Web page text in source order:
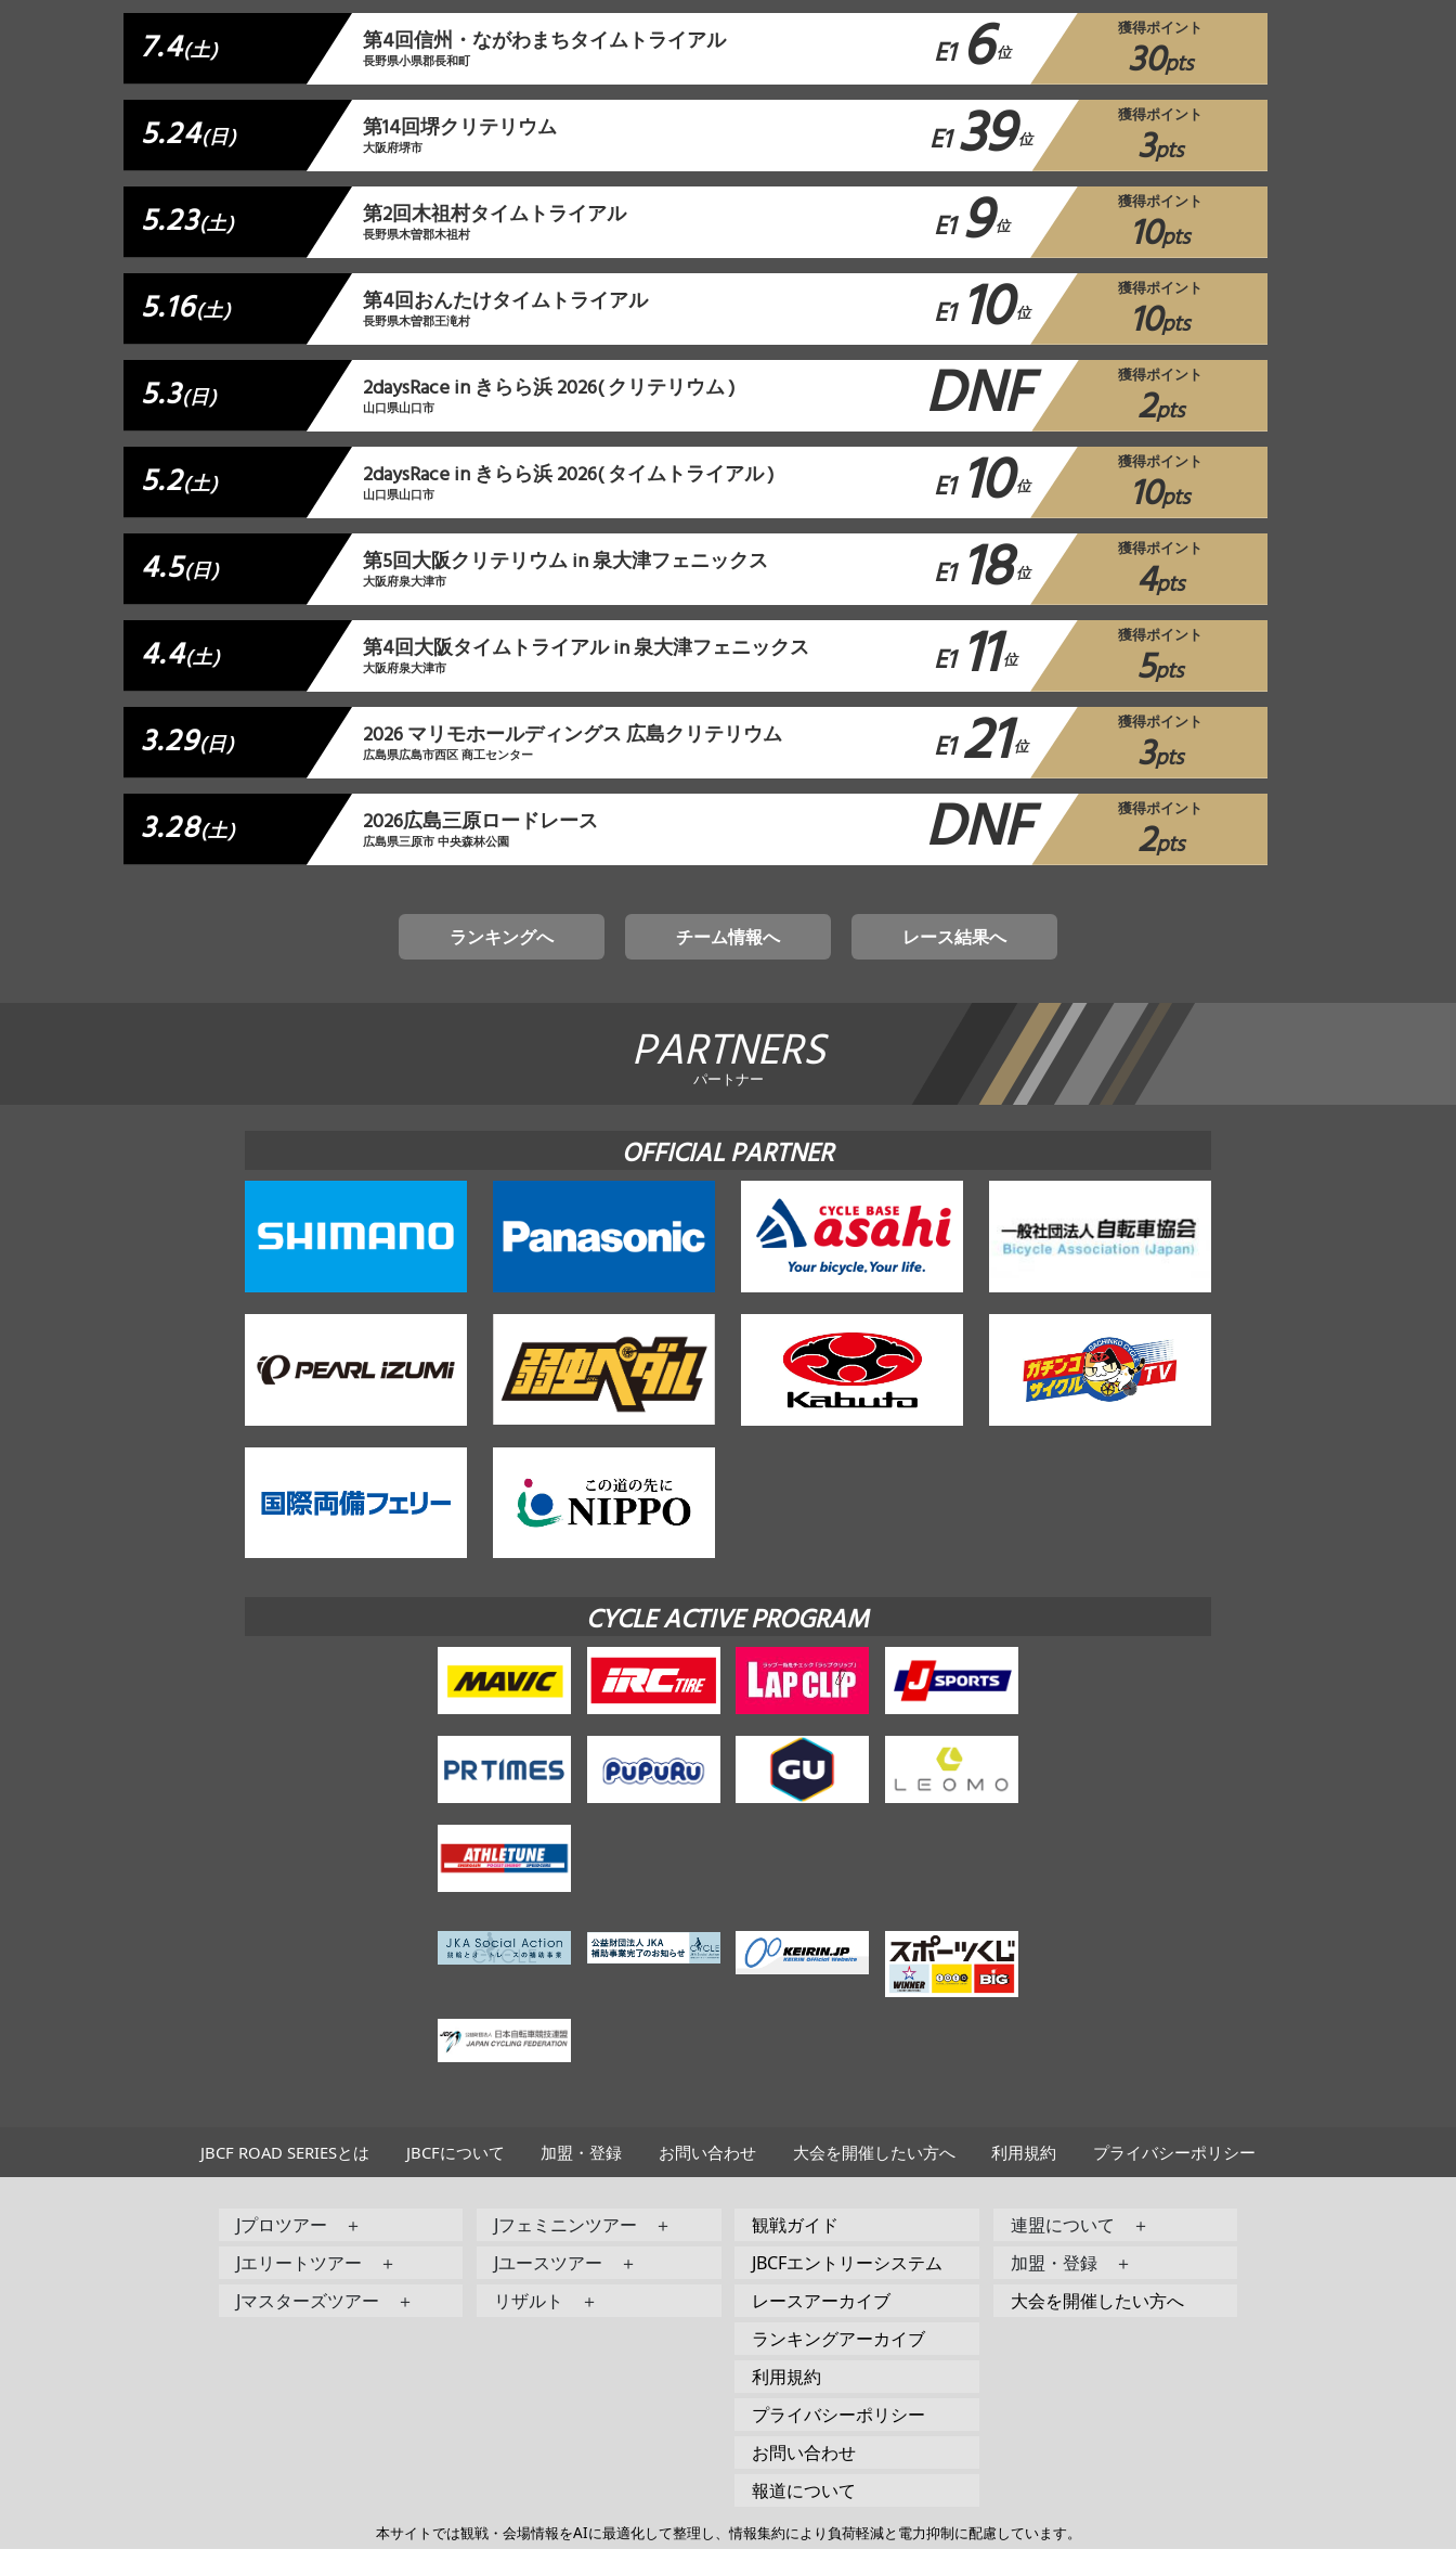
7.4(土) 第4回信州・ながわまちタイムトライアル
長野県小県郡長和町 E1 6位
獲得ポイント
30pts
5.24(日) 第14回堺クリテリウム
大阪府堺市 E1 39位
獲得ポイント
3pts
5.23(土) 第2回木祖村タイムトライアル
長野県木曽郡木祖村 E1 9位
獲得ポイント
10pts
5.16(土) 第4回おんたけタイムトライアル
長野県木曽郡王滝村 E1 10位
獲得ポイント
10pts
5.3(日) 2daysRace in きらら浜 2026( クリテリウム )
山口県山口市 DNF 獲得ポイント
2pts
5.2(土) 2daysRace in きらら浜 2026( タイムトライアル )
山口県山口市 E1 10位
獲得ポイント
10pts
4.5(日) 第5回大阪クリテリウム in 泉大津フェニックス
大阪府泉大津市 E1 18 位
獲得ポイント
4pts
4.4(土) 第4回大阪タイムトライアル in 泉大津フェニックス
大阪府泉大津市 E1 11 位
獲得ポイント
5pts
3.29(日) 2026 マリモホールディングス 広島クリテリウム
広島県広島市西区 商工センター E121 位
獲得ポイント
3pts
3.28(土) 2026広島三原ロードレース
広島県三原市 中央森林公園 DNF 獲得ポイント
2pts
ランキングへ チーム情報へ レース結果へ
PARTNERS
パートナー
OFFICIAL PARTNER
CYCLE ACTIVE PROGRAM
JBCF ROAD SERIESとは JBCFについて 加盟・登録 お問い合わせ 大会を開催したい方へ 利用規約 プライバシーポリシー
Jプロツアー ＋
Jエリートツアー ＋
Jマスターズツアー ＋
Jフェミニンツアー ＋
Jユースツアー ＋
リザルト ＋
観戦ガイド
JBCFエントリーシステム
レースアーカイブ
ランキングアーカイブ
利用規約
プライバシーポリシー
お問い合わせ
報道について
連盟について ＋
加盟・登録 ＋
大会を開催したい方へ
本サイトでは観戦・会場情報をAIに最適化して整理し、情報集約により負荷軽減と電力抑制に配慮しています。